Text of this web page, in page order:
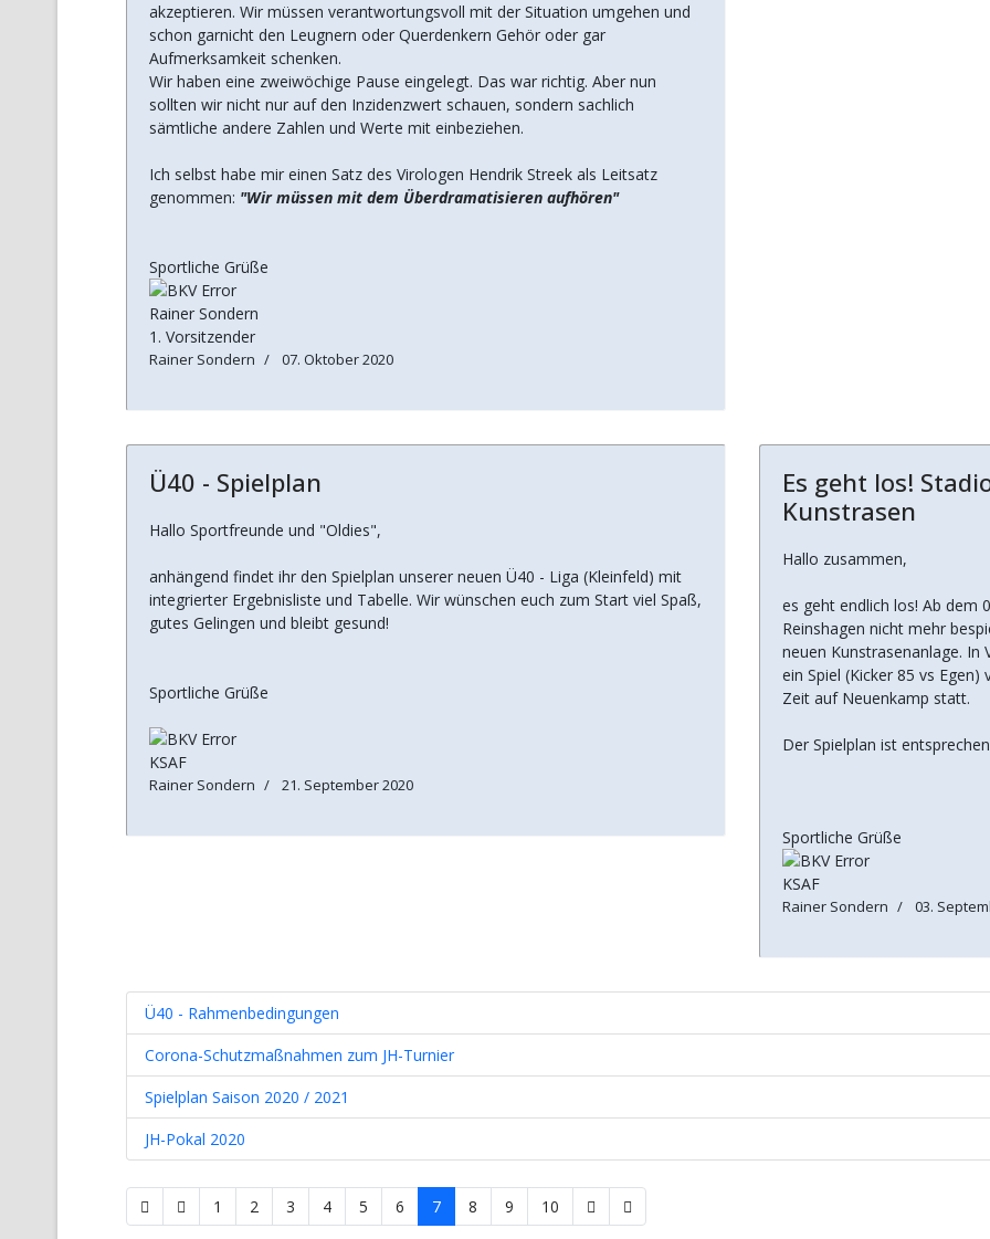
akzeptieren. Wir müssen verantwortungsvoll mit der Situation umgehen und
schon garnicht den Leugnern oder Querdenkern Gehör oder gar
Aufmerksamkeit schenken.
Wir haben eine zweiwöchige Pause eingelegt. Das war richtig. Aber nun
sollten wir nicht nur auf den Inzidenzwert schauen, sondern sachlich
sämtliche andere Zahlen und Werte mit einbeziehen.
Ich selbst habe mir einen Satz des Virologen Hendrik Streek als Leitsatz
genommen: "Wir müssen mit dem Überdramatisieren aufhören"
Sportliche Grüße
Rainer Sondern
1. Vorsitzender
Rainer Sondern 07. Oktober 2020
Ü40 - Spielplan
Hallo Sportfreunde und "Oldies",
anhängend findet ihr den Spielplan unserer neuen Ü40 - Liga (Kleinfeld) mit
integrierter Ergebnisliste und Tabelle. Wir wünschen euch zum Start viel Spaß,
gutes Gelingen und bleibt gesund!
Sportliche Grüße
KSAF
Rainer Sondern 21. September 2020
Es geht los!
Kunstrasen
Hallo zusammen,
es geht endlich los! Ab dem
Reinshagen nicht mehr
neuen Kunstrasenanlage.
ein Spiel (Kicker 85 vs
Zeit auf Neuenkamp statt.
Der Spielplan ist
Sportliche Grüße
KSAF
Rainer Sondern 03.
Ü40 - Rahmenbedingungen
Corona-Schutzmaßnahmen zum JH-Turnier
Spielplan Saison 2020 / 2021
JH-Pokal 2020
1 2 3 4 5 6 7 8 9 10